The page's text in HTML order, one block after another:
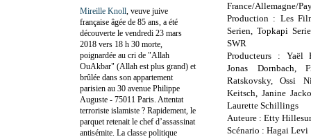
France/Allemagne/
Production : Les
Serien, Topkapi
SWR
Producteurs : Yaël
Jonas Dornbach,
Ratskovsky, Ossi
Keitsch, Janine
Laurette Schillings
Auteure : Etty
Scénario : Hagai
Mireille Knoll , veuve juive
française âgée de 85 ans, a été
découverte le vendredi 23 mars
2018 vers 18 h 30 morte,
poignardée au cri de "Allah
OuAkbar" (Allah est plus grand) et
brûlée dans son appartement
parisien au 30 avenue Philippe
Auguste - 75011 Paris. Attentat
terroriste islamiste ? Rapidement, le
parquet retenait le chef d’assassinat
antisémite. La classe politique